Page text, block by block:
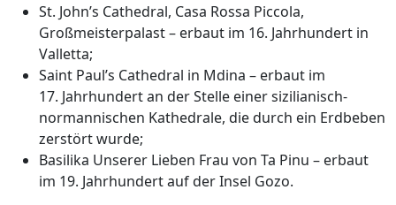
St. John’s Cathedral, Casa Rossa Piccola,
Großmeisterpalast – erbaut im 16. Jahrhundert in
Valletta;
Saint Paul’s Cathedral in Mdina – erbaut im
17. Jahrhundert an der Stelle einer sizilianisch-
normannischen Kathedrale, die durch ein Erdbeben
zerstört wurde;
Basilika Unserer Lieben Frau von Ta Pinu – erbaut
im 19. Jahrhundert auf der Insel Gozo.